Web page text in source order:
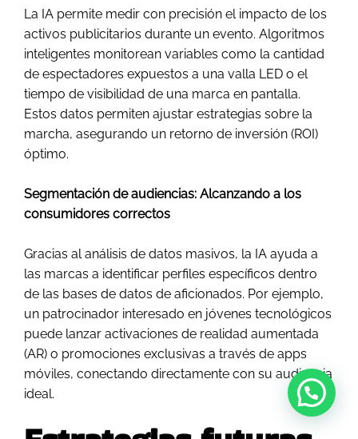
La IA permite medir con precisión el impacto de los
activos publicitarios durante un evento. Algoritmos
inteligentes monitorean variables como la cantidad
de espectadores expuestos a una valla LED o el
tiempo de visibilidad de una marca en pantalla.
Estos datos permiten ajustar estrategias sobre la
marcha, asegurando un retorno de inversión (ROI)
óptimo.
Segmentación de audiencias: Alcanzando a los
consumidores correctos
Gracias al análisis de datos masivos, la IA ayuda a
las marcas a identificar perfiles específicos dentro
de las bases de datos de aficionados. Por ejemplo,
un patrocinador interesado en jóvenes tecnológicos
puede lanzar activaciones de realidad aumentada
(AR) o promociones exclusivas a través de apps
móviles, conectando directamente con su audiencia
ideal.